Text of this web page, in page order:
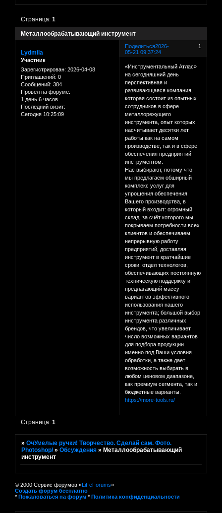
Металлообрабатывающий инструмент
Страница:1
Поделиться 1
2026-
05-21 09:37:24
Lydmila
Участник
Зарегистрирован: 2026-04-08
Приглашений: 0
Сообщений: 384
Провел на форуме:
1 день 6 часов
Последний визит:
Сегодня 10:25:09
«Инструментальный Атлас»
на сегодняшний день
перспективная и
развивающаяся компания,
которая состоит из опытных
сотрудников в сфере
металлорежущего
инструмента, опыт которых
насчитывает десятки лет
работы как на самом
производстве, так и в сфере
обеспечения предприятий
инструментом.
Нас выбирают, потому что
мы предлагаем обширный
комплекс услуг для
упрощения обеспечения
Вашего производства, в
который входит: огромный
склад, за счёт которого мы
покрываем потребности всех
клиентов и обеспечиваем
непрерывную работу
предприятий, доставляя
инструмент в кратчайшие
сроки; отдел технологов,
обеспечивающих постоянную
техническую поддержку и
предлагающий массу
вариантов эффективного
использования нашего
инструмента; большой выбор
инструмента различных
брендов, что увеличивает
число возможных вариантов
для подбора продукции
именно под Ваши условия
обработки, а также дает
возможность выбирать в
любом ценовом диапазоне,
как премиум сегмента, так и
бюджетные варианты.
https://more-tools.ru/
Страница:1
»ОчУмелые ручки! Творчество. Сделай сам. Фото.
Photoshop/ »Обсуждения »Металлообрабатывающий
инструмент
© 2000 Сервис форумов «LiFeForums»
Создать форум бесплатно
* Пожаловаться на форум * Политика конфиденциальности